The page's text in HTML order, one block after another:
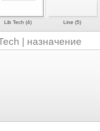
Lib Tech (4) Line (5)
| назначение